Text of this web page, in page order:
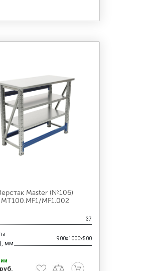
Master (№106)
MT100.MF1/MF1.002
37
мм
900x1000x500